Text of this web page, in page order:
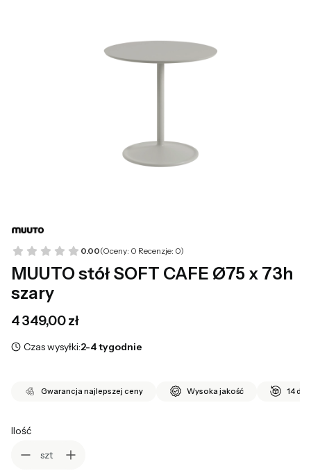
0.00(Oceny: 0 Recenzje: 0)
MUUTO stół SOFT CAFE Ø75 x 73h
szary
Cena
4 349,00 zł
Czas wysyłki:2-4 tygodnie
Gwarancja najlepszej ceny Wysoka jakość 14 dni
Ilość
szt